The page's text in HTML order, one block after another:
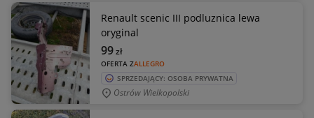
Renault scenic III podluznica lewa
oryginal
OFERTA ZALLEGRO
99zł
SPRZEDAJĄCY: OSOBA PRYWATNA
Ostrów Wielkopolski